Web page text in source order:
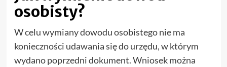
osobisty?
W celu wymiany dowodu osobistego nie ma
konieczności udawania się do urzędu, w którym
wydano poprzedni dokument. Wniosek można